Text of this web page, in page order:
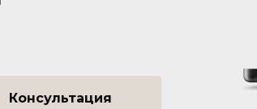
Консультация